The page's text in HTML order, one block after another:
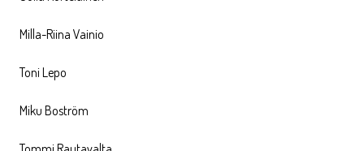
Milla-Riina Vainio
Toni Lepo
Miku Boström